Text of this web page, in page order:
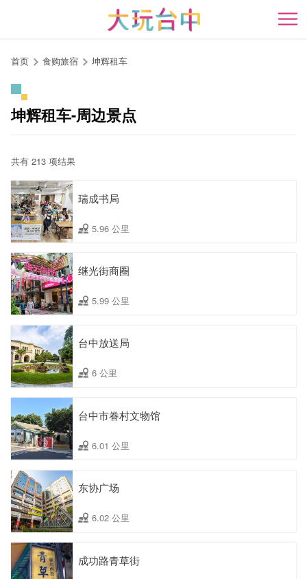
开
首页 食购旅宿 坤辉租车
坤辉租车-周边景点
共有 213 项结果
瑞成书局
5.96 公里
继光街商圈
5.99 公里
台中放送局
6 公里
台中市眷村文物馆
6.01 公里
东协广场
6.02 公里
成功路青草街